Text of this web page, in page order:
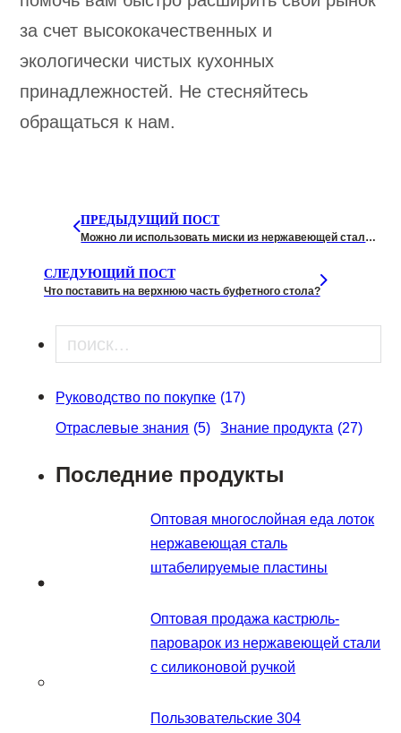
за счет высококачественных и
экологически чистых кухонных
принадлежностей. Не стесняйтесь
обращаться к нам.
ПРЕДЫДУЩИЙ ПОСТ
Можно ли использовать миски из нержавеющей стали в микроволновой печи?
СЛЕДУЮЩИЙ ПОСТ
Что поставить на верхнюю часть буфетного стола?
Поиск
Руководство по покупке (17)
Отраслевые знания (5) Знание продукта (27)
Последние продукты
Оптовая многослойная еда лоток
нержавеющая сталь
штабелируемые пластины
Оптовая продажа кастрюль-
пароварок из нержавеющей стали
с силиконовой ручкой
Пользовательские 304